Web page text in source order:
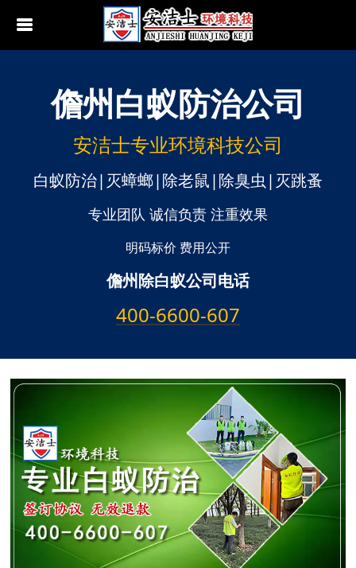
南京白蚁防治
江阴白蚁防治
太仓白蚁防治
常州白蚁防治
溧阳白蚁防治
南通白蚁防治
如东白蚁防治
儋州白蚁防治公司
安洁士专业环境科技公司
白蚁防治|灭蟑螂|除老鼠|除臭虫|灭跳蚤
专业团队 诚信负责 注重效果
明码标价 费用公开
儋州除白蚁公司电话
400-6600-607